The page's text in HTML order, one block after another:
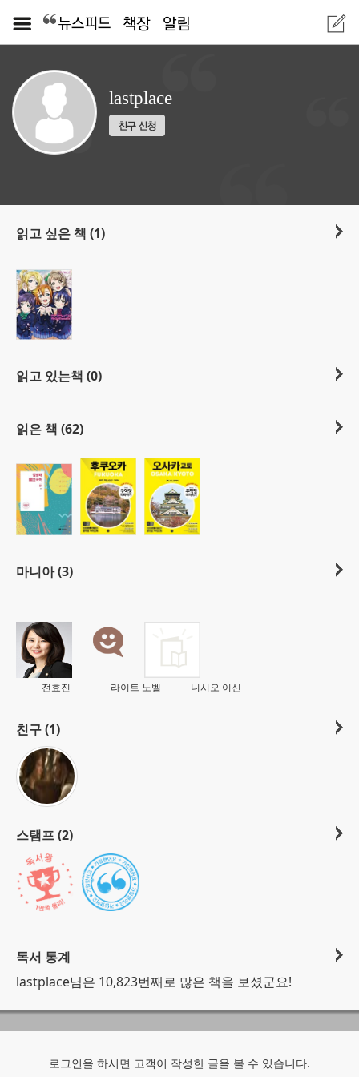
lastplace
읽고 싶은 책 (1)
읽고 있는책 (0)
읽은 책 (62)
마니아 (3)
전효진 라이트 노벨 니시오 이신
친구 (1)
스탬프 (2)
독서 통계
lastplace님은 10,823번째로 많은 책을 보셨군요!
로그인을 하시면 고객이 작성한 글을 볼 수 있습니다.